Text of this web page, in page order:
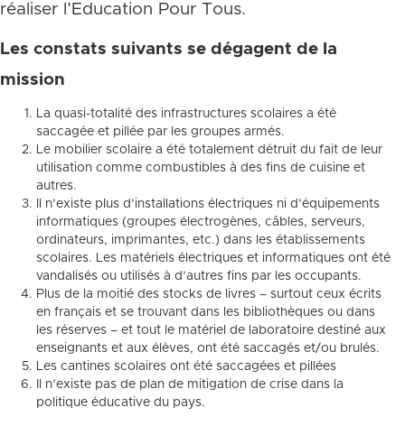
réaliser l’Education Pour Tous.
Les constats suivants se dégagent de la
mission
La quasi-totalité des infrastructures scolaires a été
saccagée et pillée par les groupes armés.
Le mobilier scolaire a été totalement détruit du fait de leur
utilisation comme combustibles à des fins de cuisine et
autres.
Il n’existe plus d’installations électriques ni d’équipements
informatiques (groupes électrogènes, câbles, serveurs,
ordinateurs, imprimantes, etc.) dans les établissements
scolaires. Les matériels électriques et informatiques ont été
vandalisés ou utilisés à d’autres fins par les occupants.
Plus de la moitié des stocks de livres – surtout ceux écrits
en français et se trouvant dans les bibliothèques ou dans
les réserves – et tout le matériel de laboratoire destiné aux
enseignants et aux élèves, ont été saccagés et/ou brulés.
Les cantines scolaires ont été saccagées et pillées
Il n’existe pas de plan de mitigation de crise dans la
politique éducative du pays.